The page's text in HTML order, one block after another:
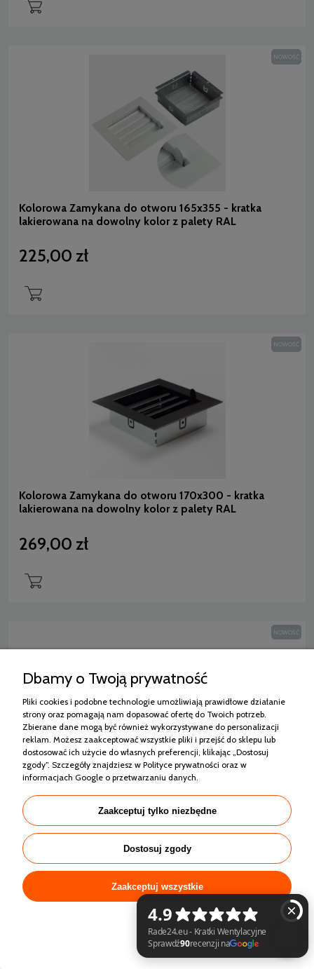
Kolorowa Zamykana do otworu 165x355 - kratka
lakierowana na dowolny kolor z palety RAL
225,00 zł
NOWOŚĆ
Kolorowa Zamykana do otworu 170x300 - kratka
lakierowana na dowolny kolor z palety RAL
269,00 zł
NOWOŚĆ
Kolorowa Zamykana do otworu 180x220 - kratka
lakierowana na dowolny kolor z palety RAL
198,00 zł
NOWOŚĆ
NOWOŚĆ
Dbamy o Twoją prywatność
Pliki cookies i podobne technologie umożliwiają prawidłowe działanie
strony oraz pomagają nam dopasować ofertę do Twoich potrzeb.
Zbierane dane mogą być również wykorzystywane do personalizacji
reklam. Możesz zaakceptować wszystkie pliki i przejść do sklepu lub
dostosować ich użycie do własnych preferencji, klikając „Dostosuj
zgody”. Szczegóły znajdziesz w Polityce prywatności oraz w
informacjach Google o przetwarzaniu danych.
Zaakceptuj tylko niezbędne
Dostosuj zgody
Zaakceptuj wszystkie